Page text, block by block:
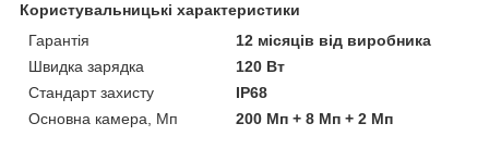
Користувальницькі характеристики
Гарантія
12 місяців від виробника
Швидка зарядка
120 Вт
Стандарт захисту
IP68
Основна камера, Мп
200 Мп + 8 Мп + 2 Мп